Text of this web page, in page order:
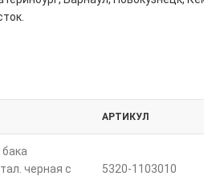
АРТИКУЛ
черная с
5320-1103010